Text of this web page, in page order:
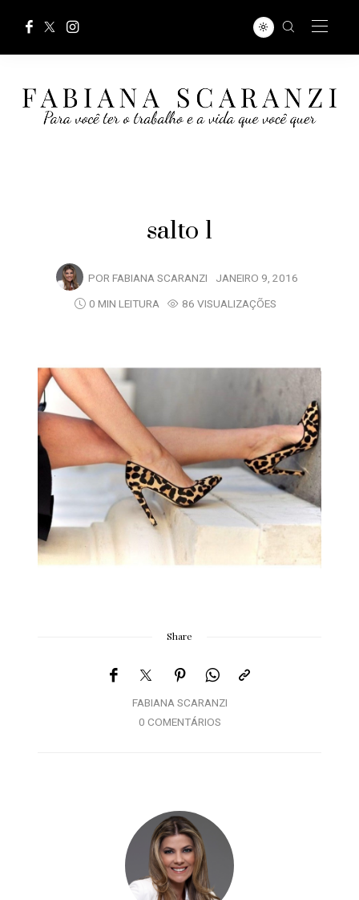
salto 1
POR FABIANA SCARANZI JANEIRO 9, 2016
0 MIN LEITURA
86 VISUALIZAÇÕES
Share
FABIANA SCARANZI
0 COMENTÁRIOS